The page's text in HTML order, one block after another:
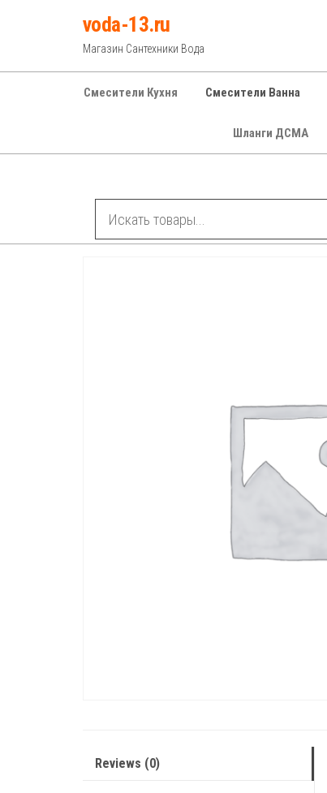
voda-13.ru
Магазин Сантехники Вода
Смесители Кухня Смесители Ванна
Шланги ДСМА
Reviews (0)